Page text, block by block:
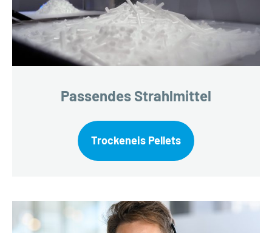
Passendes Strahlmittel
Trockeneis Pellets